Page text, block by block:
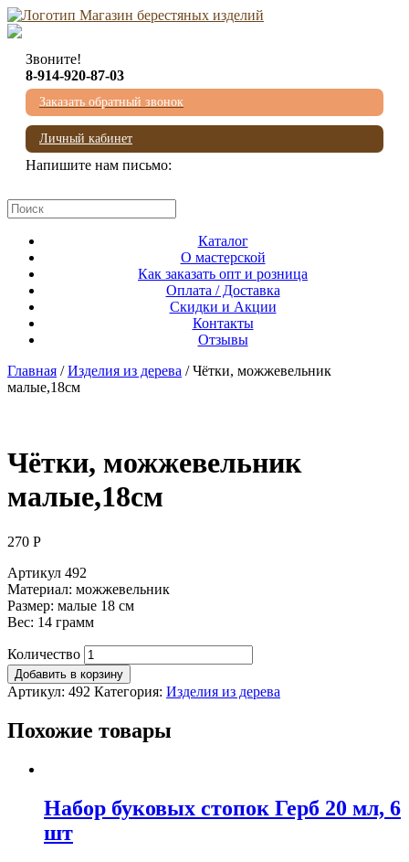
Звоните!
8-914-920-87-03
Заказать обратный звонок
Личный кабинет
Напишите нам письмо:
Каталог
О мастерской
Как заказать опт и розница
Оплата / Доставка
Скидки и Акции
Контакты
Отзывы
Главная /Изделия из дерева / Чётки, можжевельник
малые,18см
Чётки, можжевельник
малые,18см
270 Р
Артикул 492
Материал: можжевельник
Размер: малые 18 см
Вес: 14 грамм
Количество
Добавить в корзину
Артикул: 492 Категория: Изделия из дерева
Похожие товары
Набор буковых стопок Герб 20 мл, 6
шт